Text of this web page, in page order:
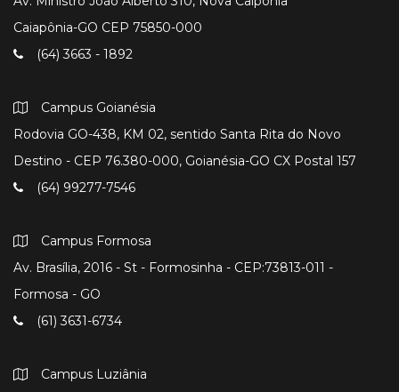
Caiapônia-GO CEP 75850-000
(64) 3663 - 1892
Campus Goianésia
Rodovia GO-438, KM 02, sentido Santa Rita do Novo
Destino - CEP 76.380-000, Goianésia-GO CX Postal 157
(64) 99277-7546
Campus Formosa
Av. Brasília, 2016 - St - Formosinha - CEP:73813-011 -
Formosa - GO
(61) 3631-6734
Campus Luziânia